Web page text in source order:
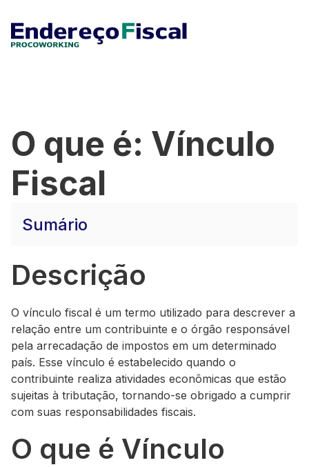
O que é: Vínculo
Fiscal
Sumário
Descrição
O vínculo fiscal é um termo utilizado para descrever a
relação entre um contribuinte e o órgão responsável
pela arrecadação de impostos em um determinado
país. Esse vínculo é estabelecido quando o
contribuinte realiza atividades econômicas que estão
sujeitas à tributação, tornando-se obrigado a cumprir
com suas responsabilidades fiscais.
O que é Vínculo